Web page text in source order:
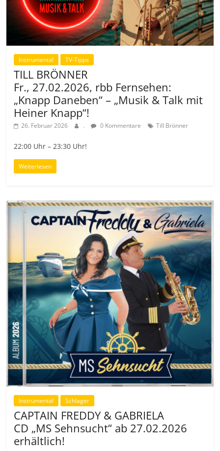
Instrumental TV-Tipps
TILL BRÖNNER
Fr., 27.02.2026, rbb Fernsehen:
„Knapp Daneben“ – „Musik & Talk mit
Heiner Knapp“!
26. Februar 2026 . 0 Kommentare Till Brönner
22:00 Uhr – 23:30 Uhr!
Weiterlesen
Instrumental Schlager
CAPTAIN FREDDY & GABRIELA
CD „MS Sehnsucht“ ab 27.02.2026
erhältlich!